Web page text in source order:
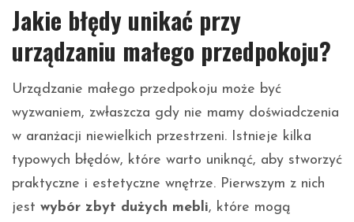
Jakie błędy unikać przy
urządzaniu małego przedpokoju?
Urządzanie małego przedpokoju może być
wyzwaniem, zwłaszcza gdy nie mamy doświadczenia
w aranżacji niewielkich przestrzeni. Istnieje kilka
typowych błędów, które warto uniknąć, aby stworzyć
praktyczne i estetyczne wnętrze. Pierwszym z nich
jest wybór zbyt dużych mebli, które mogą